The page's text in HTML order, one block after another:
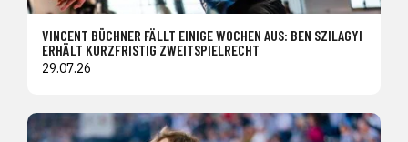
VINCENT BÜCHNER FÄLLT EINIGE WOCHEN AUS: BEN SZILAGYI
ERHÄLT KURZFRISTIG ZWEITSPIELRECHT
29.07.26